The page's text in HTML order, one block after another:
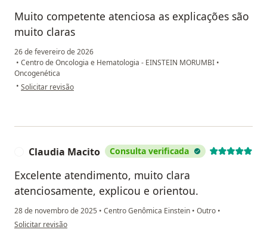
Muito competente atenciosa as explicações são
muito claras
26 de fevereiro de 2026
• Centro de Oncologia e Hematologia - EINSTEIN MORUMBI •
Oncogenética
• na opinião do utilizador MBD
Solicitar revisão
Claudia Macito Consulta verificada
Excelente atendimento, muito clara
atenciosamente, explicou e orientou.
28 de novembro de 2025 • Centro Genômica Einstein • Outro •
na opinião do utilizador Claudia Macito
Solicitar revisão